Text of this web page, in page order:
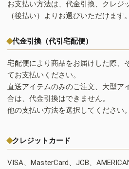
お支払い方法は、代金引換、クレジ
（後払い）よりお選びいただけます。
代金引換（代引宅配便）
宅配便により商品をお届けした際、
てお支払いください。
直送アイテムのみのご注文、大型ア
合は、代金引換はできません。
他の支払い方法を選択してください。
クレジットカード
VISA、MasterCard、JCB、